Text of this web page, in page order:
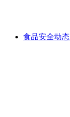
食品安全动态